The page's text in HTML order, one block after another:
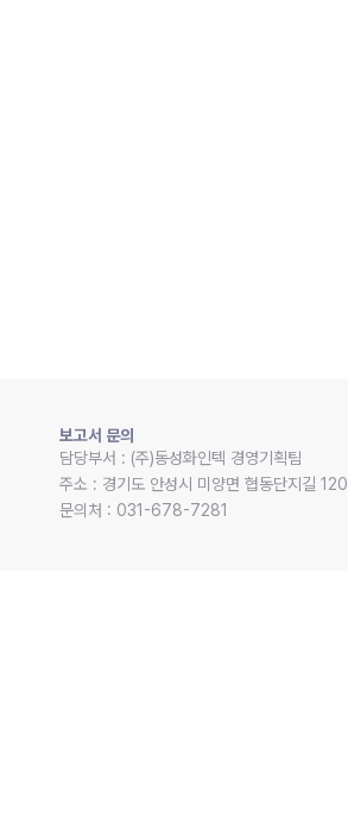
보고서 문의
담당부서 : (주)동성화인텍 경영기획팀
주소 : 경기도 안성시 미양면 협동단지길 120
문의처 : 031-678-7281